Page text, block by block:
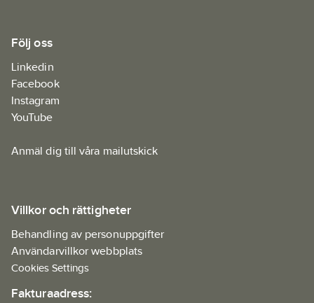
Följ oss
Linkedin
Facebook
Instagram
YouTube
Anmäl dig till våra mailutskick
Villkor och rättigheter
Behandling av personuppgifter
Användarvillkor webbplats
Cookies Settings
Fakturaadress: